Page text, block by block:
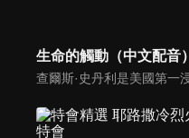
生命的觸動（中文配音）